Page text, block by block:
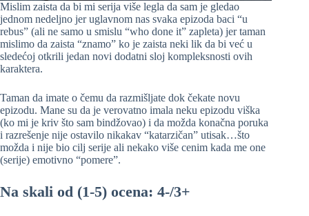
Mislim zaista da bi mi serija više legla da sam je gledao
jednom nedeljno jer uglavnom nas svaka epizoda baci “u
rebus” (ali ne samo u smislu “who done it” zapleta) jer taman
mislimo da zaista “znamo” ko je zaista neki lik da bi već u
sledećoj otkrili jedan novi dodatni sloj kompleksnosti ovih
karaktera.
Taman da imate o čemu da razmišljate dok čekate novu
epizodu. Mane su da je verovatno imala neku epizodu viška
(ko mi je kriv što sam bindžovao) i da možda konačna poruka
i razrešenje nije ostavilo nikakav “katarzičan” utisak…što
možda i nije bio cilj serije ali nekako više cenim kada me one
(serije) emotivno “pomere”.
Na skali od (1-5) ocena: 4-/3+